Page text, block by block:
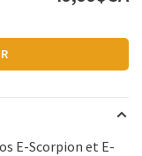
E-Scorpion et E-